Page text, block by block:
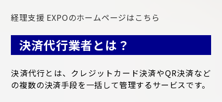
経理支援 EXPOのホームページはこちら
決済代行業者とは？
決済代行とは、クレジットカード決済やQR決済など
の複数の決済手段を一括して管理するサービスです。